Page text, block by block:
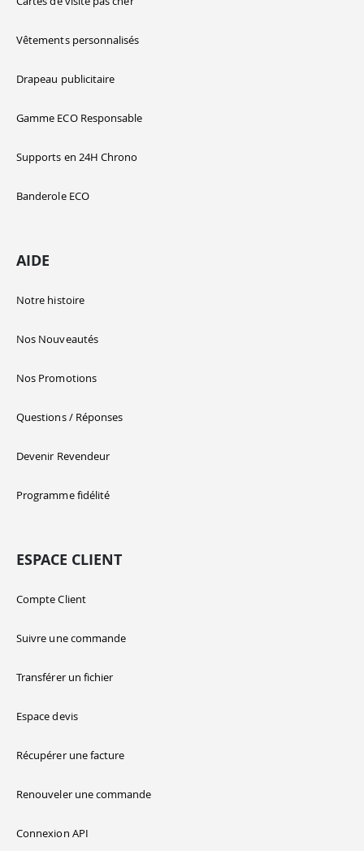
Vêtements personnalisés
Drapeau publicitaire
Gamme ECO Responsable
Supports en 24H Chrono
Banderole ECO
AIDE
Notre histoire
Nos Nouveautés
Nos Promotions
Questions / Réponses
Devenir Revendeur
Programme fidélité
ESPACE CLIENT
Compte Client
Suivre une commande
Transférer un fichier
Espace devis
Récupérer une facture
Renouveler une commande
Connexion API